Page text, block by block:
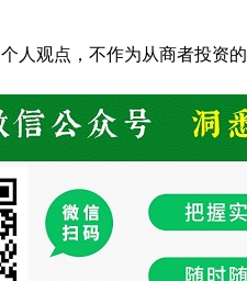
人观点，不作为从商者投资